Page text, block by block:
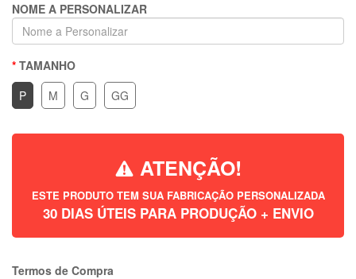
NOME A PERSONALIZAR
TAMANHO
P
M G GG
ATENÇÃO!
ESTE PRODUTO TEM SUA FABRICAÇÃO PERSONALIZADA
30 DIAS ÚTEIS PARA PRODUÇÃO + ENVIO
Termos de Compra